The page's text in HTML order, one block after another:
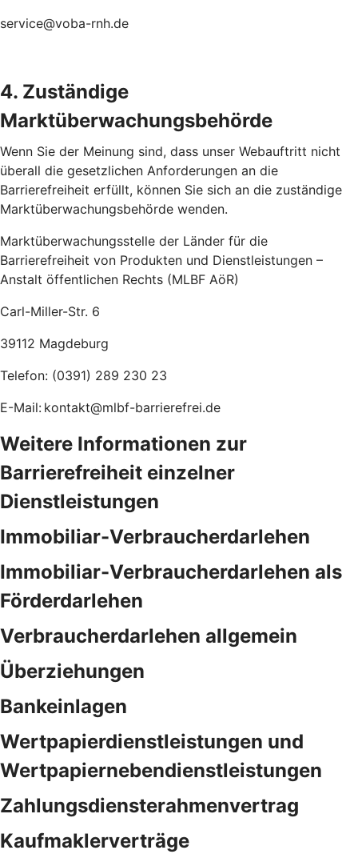
service@voba-rnh.de
4. Zuständige
Marktüberwachungsbehörde
Wenn Sie der Meinung sind, dass unser Webauftritt nicht
überall die gesetzlichen Anforderungen an die
Barrierefreiheit erfüllt, können Sie sich an die zuständige
Marktüberwachungsbehörde wenden.
Marktüberwachungsstelle der Länder für die
Barrierefreiheit von Produkten und Dienstleistungen –
Anstalt öffentlichen Rechts (MLBF AöR)
Carl-Miller-Str. 6
39112 Magdeburg
Telefon: (0391) 289 230 23
E-Mail: kontakt@mlbf-barrierefrei.de
Weitere Informationen zur
Barrierefreiheit einzelner
Dienstleistungen
Immobiliar-Verbraucherdarlehen
Immobiliar-Verbraucherdarlehen als
Förderdarlehen
Verbraucherdarlehen allgemein
Überziehungen
Bankeinlagen
Wertpapierdienstleistungen und
Wertpapiernebendienstleistungen
Zahlungsdiensterahmenvertrag
Kaufmaklerverträge